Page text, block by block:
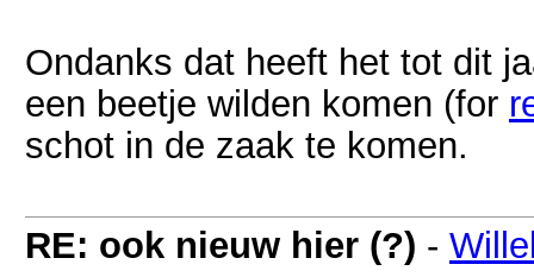
Ondanks dat heeft het tot dit
een beetje wilden komen (for
schot in de zaak te komen.
RE: ook nieuw hier (?) -